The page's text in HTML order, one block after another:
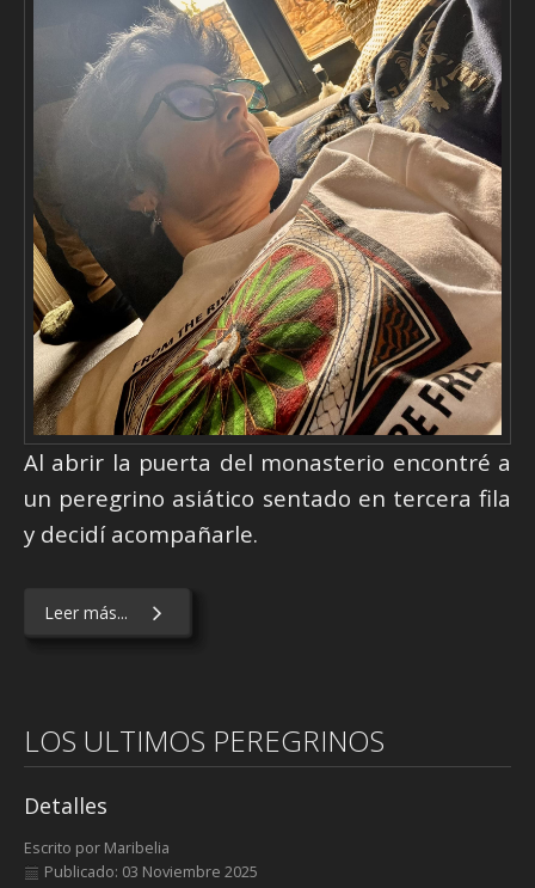
Al abrir la puerta del monasterio encontré a
un peregrino asiático sentado en tercera fila
y decidí acompañarle.
Leer más...
LOS ULTIMOS PEREGRINOS
Detalles
Escrito por Maribelia
Publicado: 03 Noviembre 2025